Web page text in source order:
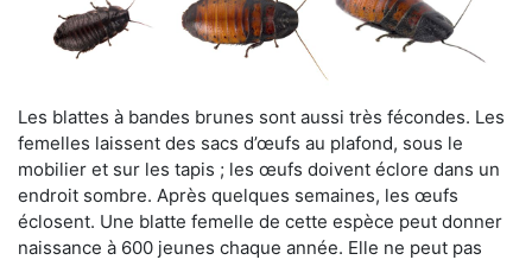
Les blattes à bandes brunes sont aussi très fécondes. Les
femelles laissent des sacs d’œufs au plafond, sous le
mobilier et sur les tapis ; les œufs doivent éclore dans un
endroit sombre. Après quelques semaines, les œufs
éclosent. Une blatte femelle de cette espèce peut donner
naissance à 600 jeunes chaque année. Elle ne peut pas